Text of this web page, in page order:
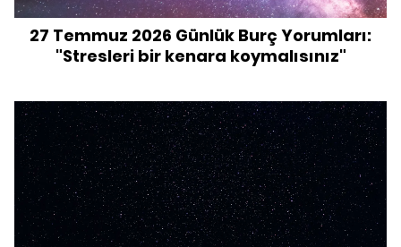
27 Temmuz 2026 Günlük Burç Yorumları:
"Stresleri bir kenara koymalısınız"